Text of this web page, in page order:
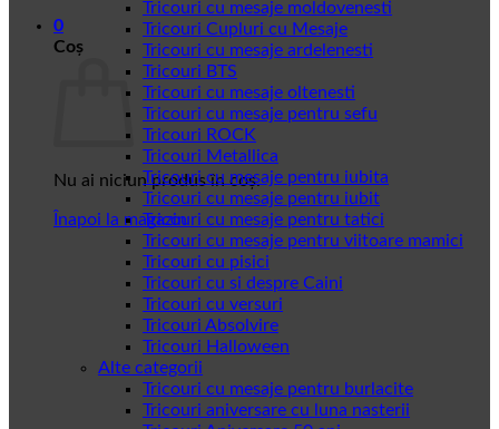
0
Coș
Nu ai niciun produs în coș.
Înapoi la magazin
Tricouri cu mesaje moldovenesti
Tricouri Cupluri cu Mesaje
Tricouri cu mesaje ardelenesti
Tricouri BTS
Tricouri cu mesaje oltenesti
Tricouri cu mesaje pentru sefu
Tricouri ROCK
Tricouri Metallica
Tricouri cu mesaje pentru iubita
Tricouri cu mesaje pentru iubit
Tricouri cu mesaje pentru tatici
Tricouri cu mesaje pentru viitoare mamici
Tricouri cu pisici
Tricouri cu si despre Caini
Tricouri cu versuri
Tricouri Absolvire
Tricouri Halloween
Alte categorii
Tricouri cu mesaje pentru burlacite
Tricouri aniversare cu luna nasterii